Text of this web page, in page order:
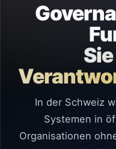
In der Schweiz
Systemen in
Organisationen